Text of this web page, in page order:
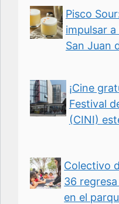
Pisco
impulsar
San Juan
¡Cine
Festival
(CINI)
Colectivo
36
en el